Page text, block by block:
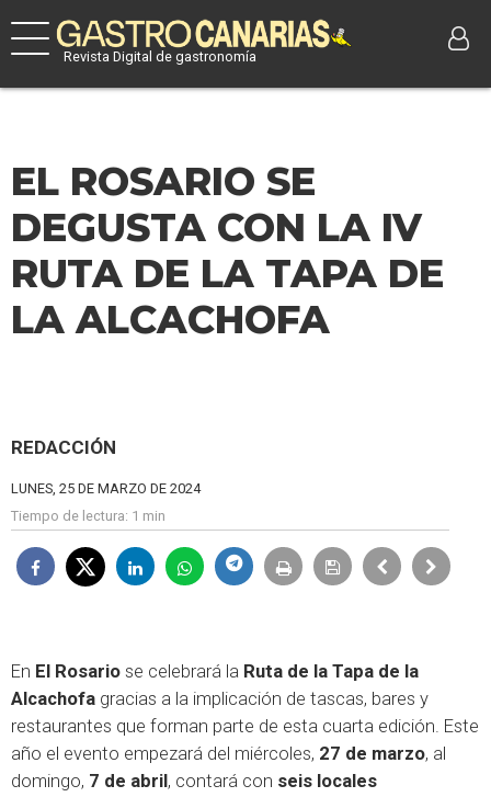
Revista Digital de gastronomía
EL ROSARIO SE
DEGUSTA CON LA IV
RUTA DE LA TAPA DE
LA ALCACHOFA
REDACCIÓN
LUNES, 25 DE MARZO DE 2024
Tiempo de lectura: 1 min
En El Rosario se celebrará la Ruta de la Tapa de la
Alcachofa gracias a la implicación de tascas, bares y
restaurantes que forman parte de esta cuarta edición. Este
año el evento empezará del miércoles, 27 de marzo, al
domingo, 7 de abril, contará con seis locales